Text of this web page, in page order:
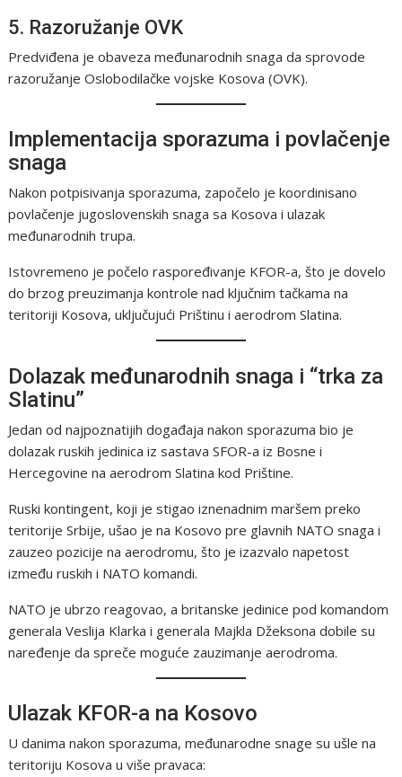
5. Razoružanje OVK
Predviđena je obaveza međunarodnih snaga da sprovode
razoružanje Oslobodilačke vojske Kosova (OVK).
Implementacija sporazuma i povlačenje
snaga
Nakon potpisivanja sporazuma, započelo je koordinisano
povlačenje jugoslovenskih snaga sa Kosova i ulazak
međunarodnih trupa.
Istovremeno je počelo raspoređivanje KFOR-a, što je dovelo
do brzog preuzimanja kontrole nad ključnim tačkama na
teritoriji Kosova, uključujući Prištinu i aerodrom Slatina.
Dolazak međunarodnih snaga i “trka za
Slatinu”
Jedan od najpoznatijih događaja nakon sporazuma bio je
dolazak ruskih jedinica iz sastava SFOR-a iz Bosne i
Hercegovine na aerodrom Slatina kod Prištine.
Ruski kontingent, koji je stigao iznenadnim maršem preko
teritorije Srbije, ušao je na Kosovo pre glavnih NATO snaga i
zauzeo pozicije na aerodromu, što je izazvalo napetost
između ruskih i NATO komandi.
NATO je ubrzo reagovao, a britanske jedinice pod komandom
generala Veslija Klarka i generala Majkla Džeksona dobile su
naređenje da spreče moguće zauzimanje aerodroma.
Ulazak KFOR-a na Kosovo
U danima nakon sporazuma, međunarodne snage su ušle na
teritoriju Kosova u više pravaca: